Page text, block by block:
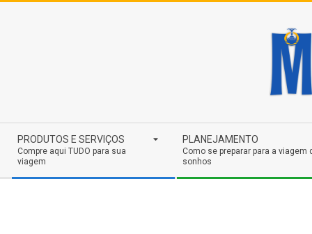
Navigation
Menu
PRODUTOS E SERVIÇOS
Compre aqui TUDO para sua
viagem
PLANEJAMENTO
Como se preparar para a viagem
sonhos